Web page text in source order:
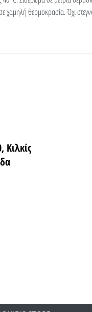
χαμηλή θερμοκρασία. Όχι
Κιλκίς